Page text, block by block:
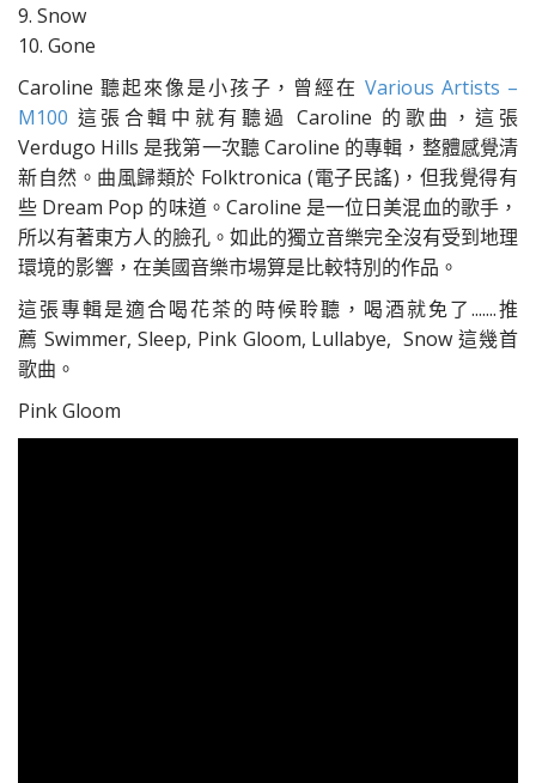
9. Snow
10. Gone
Caroline 聽起來像是小孩子，曾經在Various Artists –
M100 這張合輯中就有聽過 Caroline 的歌曲，這張
Verdugo Hills 是我第一次聽 Caroline 的專輯，整體感覺清
新自然。曲風歸類於 Folktronica (電子民謠)，但我覺得有
些 Dream Pop 的味道。Caroline 是一位日美混血的歌手，
所以有著東方人的臉孔。如此的獨立音樂完全沒有受到地理
環境的影響，在美國音樂市場算是比較特別的作品。
這張專輯是適合喝花茶的時候聆聽，喝酒就免了.......推
薦 Swimmer, Sleep, Pink Gloom, Lullabye, Snow 這幾首
歌曲。
Pink Gloom